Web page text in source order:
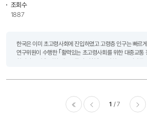
조회수
1887
한국은 이미 초고령사회에 진입하였고 고령층 인구는 빠르
연구위원이 수행한 ｢활력있는 초고령사회를 위한 대중교통
1 7